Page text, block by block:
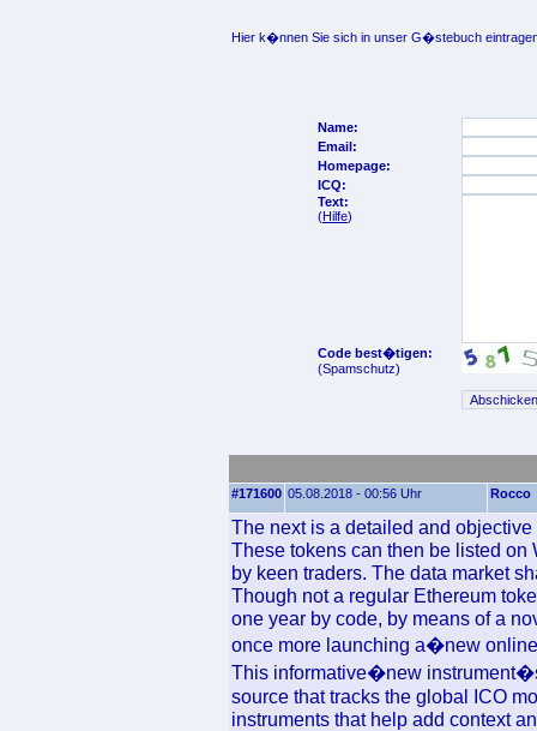
Hier k�nnen Sie sich in unser G�stebuch
Name:
Email:
Homepage:
ICQ:
Text:
(Hilfe)
Code best�tigen:
(Spamschutz)
#171600 05.08.2018 - 00:56 Uhr Rocco
The next is a detailed and
These tokens can then be listed
by keen traders. The data market
Though not a regular Ethereum
one year by code, by means of a
once more launching a�new
This informative�new
source that tracks the global ICO
instruments that help add context